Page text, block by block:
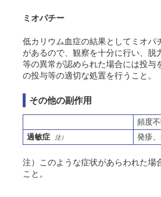
ミオパチー
低カリウム血症の結果としてミオパ
があるので、観察を十分に行い、脱
等の異常が認められた場合には投与
の投与等の適切な処置を行うこと。
その他の副作用
頻度不
過敏症
注） 発疹、
注）このような症状があらわれた場
こと。